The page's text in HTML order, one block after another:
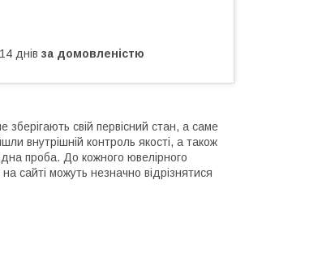
днів за домовленістю
свій первісний стан, а саме
внутрішній контроль якості, а також
проба. До кожного ювелірного
сайті можуть незначно відрізнятися